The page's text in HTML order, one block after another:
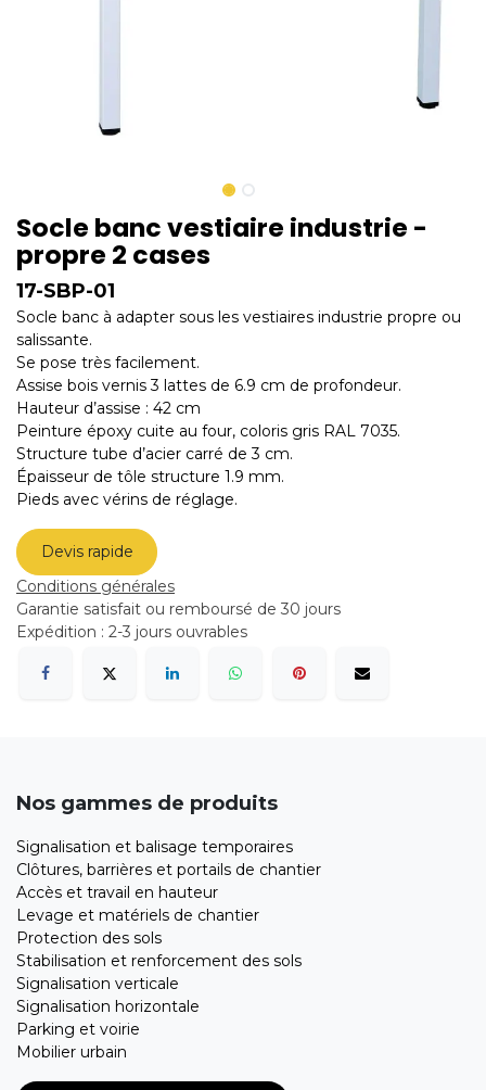
Socle banc vestiaire industrie -
propre 2 cases
17-SBP-01
Socle banc à adapter sous les vestiaires industrie propre ou
salissante.
Se pose très facilement.
Assise bois vernis 3 lattes de 6.9 cm de profondeur.
Hauteur d’assise : 42 cm
Peinture époxy cuite au four, coloris gris RAL 7035.
Structure tube d’acier carré de 3 cm.
Épaisseur de tôle structure 1.9 mm.
Pieds avec vérins de réglage.
Devis rapide
Conditions générales
Garantie satisfait ou remboursé de 30 jours
Expédition : 2-3 jours ouvrables
Nos gammes de produits
Signalisation et balisage temporaires
Clôtures, barrières et portails de chantier
Accès et travail en hauteur
Levage et matériels de chantier
Protection des sols
Stabilisation et renforcement des sols
Signalisation verticale
Signalisation horizontale
Parking et voirie
Mobilier urbain